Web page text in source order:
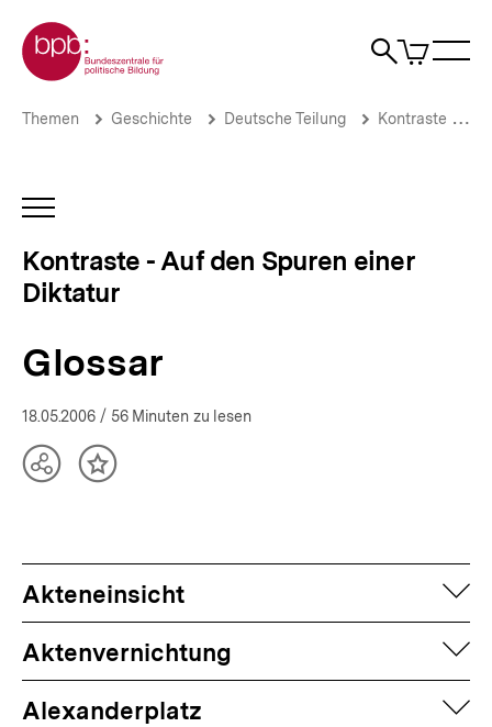
zum
Seiteninhalt
springen
Zur Startseite der bpb
Suche
Artikel
im
Glossar
Auf
den
einer
Diktatur
Brotkrümelnavigation
Pfadnavigation
Themen Geschichte Deutsche Teilung Kontraste - Auf den Spuren einer Diktatur
INHALTSNAVIGATION
Kontraste - Auf den Spuren einer
Diktatur
Glossar
18.05.2006 / 56 Minuten zu lesen
TeilenInhalt
Akteneinsicht
Aktenvernichtung
Alexanderplatz